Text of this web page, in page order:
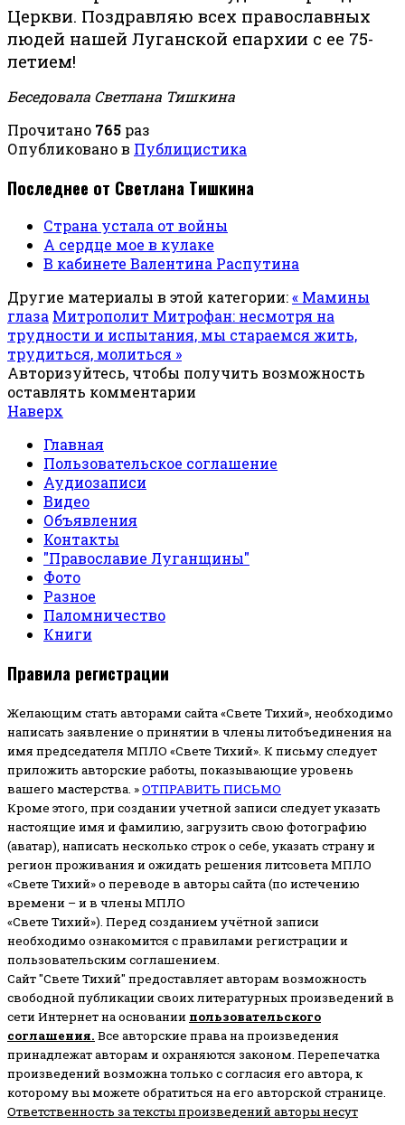
Церкви. Поздравляю всех православных
людей нашей Луганской епархии с ее 75-
летием!
Беседовала Светлана Тишкина
Прочитано 765 раз
Опубликовано в Публицистика
Последнее от Светлана Тишкина
Страна устала от войны
А сердце мое в кулаке
В кабинете Валентина Распутина
Другие материалы в этой категории:« Мамины
глаза Митрополит Митрофан: несмотря на
трудности и испытания, мы стараемся жить,
трудиться, молиться »
Авторизуйтесь, чтобы получить возможность
оставлять комментарии
Наверх
Главная
Пользовательское соглашение
Аудиозаписи
Видео
Объявления
Контакты
"Православие Луганщины"
Фото
Разное
Паломничество
Книги
Правила регистрации
Желающим стать авторами сайта «Свете Тихий», необходимо
написать заявление о принятии в члены литобъединения на
имя председателя МПЛО «Свете Тихий». К письму следует
приложить авторские работы, показывающие уровень
вашего мастерства. »ОТПРАВИТЬ ПИСЬМО
Кроме этого, при создании учетной записи следует указать
настоящие имя и фамилию, загрузить свою фотографию
(аватар), написать несколько строк о себе, указать страну и
регион проживания и ожидать решения литсовета МПЛО
«Свете Тихий» о переводе в авторы сайта (по истечению
времени – и в члены МПЛО
«Свете Тихий»). Перед созданием учётной записи
необходимо ознакомится с правилами регистрации и
пользовательским соглашением.
Сайт "Свете Тихий" предоставляет авторам возможность
свободной публикации своих литературных произведений в
сети Интернет на основании пользовательского
соглашения. Все авторские права на произведения
принадлежат авторам и охраняются законом. Перепечатка
произведений возможна только с согласия его автора, к
которому вы можете обратиться на его авторской странице.
Ответственность за тексты произведений авторы несут